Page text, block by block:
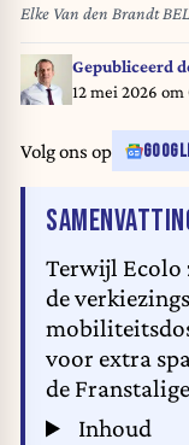
Elke
Gepubliceerd
12 mei 2026 om
Volg ons op
Terwijl Ecolo
de
voor extra
de
Inhoud